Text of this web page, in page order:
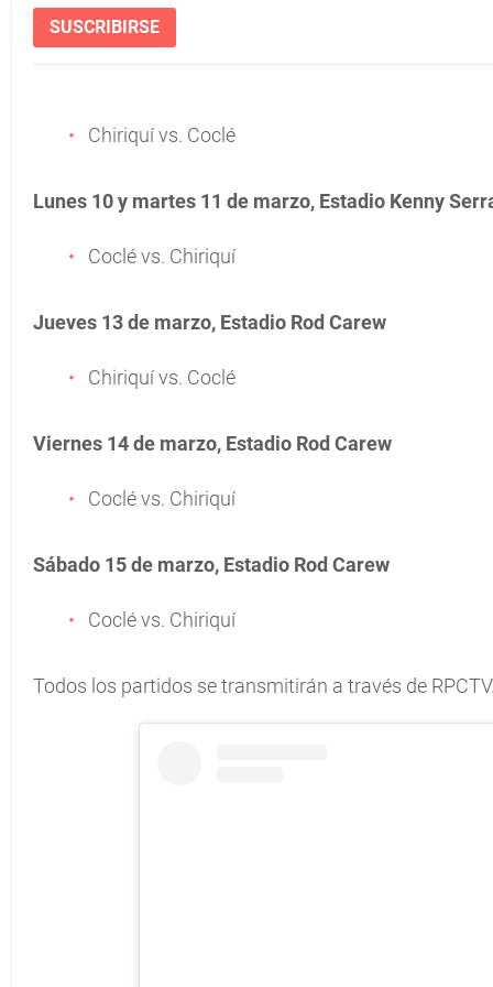
SUSCRIBIRSE
Chiriquí vs. Coclé
Lunes 10 y martes 11 de marzo, Estadio Kenny
Coclé vs. Chiriquí
Jueves 13 de marzo, Estadio Rod Carew
Chiriquí vs. Coclé
Viernes 14 de marzo, Estadio Rod Carew
Coclé vs. Chiriquí
Sábado 15 de marzo, Estadio Rod Carew
Coclé vs. Chiriquí
Todos los partidos se transmitirán a través de